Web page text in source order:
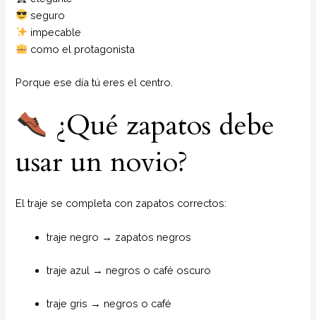
seguro
impecable
como el protagonista
Porque ese día tú eres el centro.
¿Qué zapatos debe
usar un novio?
El traje se completa con zapatos correctos:
traje negro → zapatos negros
traje azul → negros o café oscuro
traje gris → negros o café